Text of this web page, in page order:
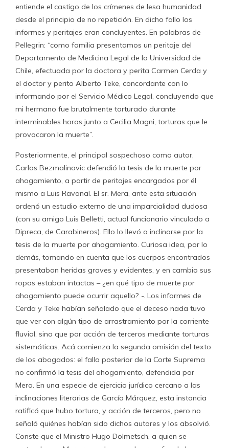
entiende el castigo de los crímenes de lesa humanidad
desde el principio de no repetición. En dicho fallo los
informes y peritajes eran concluyentes. En palabras de
Pellegrin: “como familia presentamos un peritaje del
Departamento de Medicina Legal de la Universidad de
Chile, efectuada por la doctora y perita Carmen Cerda y
el doctor y perito Alberto Teke, concordante con lo
informando por el Servicio Médico Legal, concluyendo que
mi hermano fue brutalmente torturado durante
interminables horas junto a Cecilia Magni, torturas que le
provocaron la muerte”.
Posteriormente, el principal sospechoso como autor,
Carlos Bezmalinovic defendió la tesis de la muerte por
ahogamiento, a partir de peritajes encargados por él
mismo a Luis Ravanal. El sr. Mera, ante esta situación
ordenó un estudio externo de una imparcialidad dudosa
(con su amigo Luis Belletti, actual funcionario vinculado a
Dipreca, de Carabineros). Ello lo llevó a inclinarse por la
tesis de la muerte por ahogamiento. Curiosa idea, por lo
demás, tomando en cuenta que los cuerpos encontrados
presentaban heridas graves y evidentes, y en cambio sus
ropas estaban intactas – ¿en qué tipo de muerte por
ahogamiento puede ocurrir aquello? -. Los informes de
Cerda y Teke habían señalado que el deceso nada tuvo
que ver con algún tipo de arrastramiento por la corriente
fluvial, sino que por acción de terceros mediante torturas
sistemáticas. Acá comienza la segunda omisión del texto
de los abogados: el fallo posterior de la Corte Suprema
no confirmó la tesis del ahogamiento, defendida por
Mera. En una especie de ejercicio jurídico cercano a las
inclinaciones literarias de García Márquez, esta instancia
ratificó que hubo tortura, y acción de terceros, pero no
señaló quiénes habían sido dichos autores y los absolvió.
Conste que el Ministro Hugo Dolmetsch, a quien se